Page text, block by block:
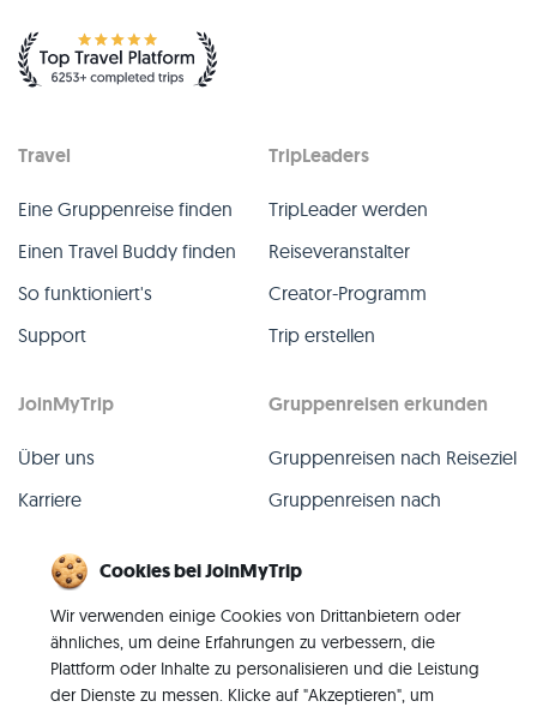
Travel
Eine Gruppenreise finden
Einen Travel Buddy finden
So funktioniert's
Support
TripLeaders
TripLeader werden
Reiseveranstalter
Creator-Programm
Trip erstellen
JoinMyTrip
Über uns
Karriere
Blog
Kontakt
Gruppenreisen erkunden
Gruppenreisen nach Reiseziel
Gruppenreisen nach
Alle Gruppenreisen
Vergangene Gruppenreisen
Alle Kategorien
Cookies bei JoinMyTrip
Wir verwenden einige Cookies von Drittanbietern oder
ähnliches, um deine Erfahrungen zu verbessern, die
Plattform oder Inhalte zu personalisieren und die Leistung
der Dienste zu messen. Klicke auf "Akzeptieren", um